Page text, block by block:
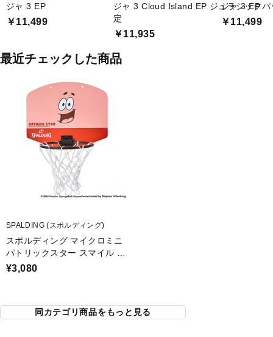
ジャ 3 EP
￥11,499
ジャ 3 Cloud Island EP ジュラシック
定
￥11,935
ジャ 3 EP
￥11,499
最近チェックした商品
SPALDING (スポルディング)
スポルディング マイクロミニ
パトリックスター スマイル 79
-055J バスケットボール ミニ
¥3,080
同カテゴリ商品をもっと見る